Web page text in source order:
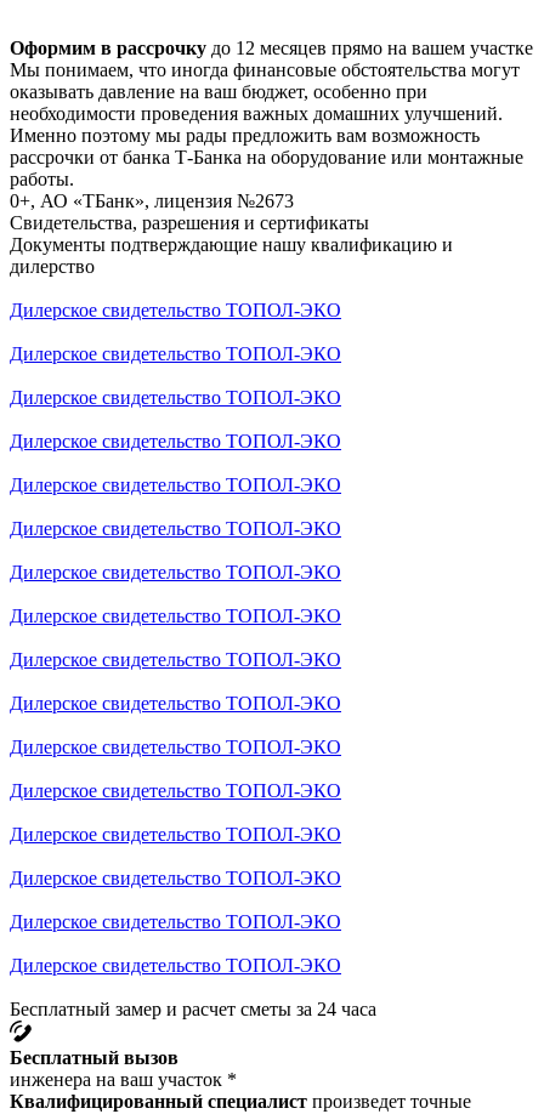
Оформим в рассрочку до 12 месяцев прямо на вашем участке
Мы понимаем, что иногда финансовые обстоятельства могут
оказывать давление на ваш бюджет, особенно при
необходимости проведения важных домашних улучшений.
Именно поэтому мы рады предложить вам возможность
рассрочки от банка Т-Банка на оборудование или монтажные
работы.
0+, АО «ТБанк», лицензия №2673
Свидетельства, разрешения и сертификаты
Документы подтверждающие нашу квалификацию и
дилерство
Дилерское свидетельство ТОПОЛ-ЭКО
Дилерское свидетельство ТОПОЛ-ЭКО
Дилерское свидетельство ТОПОЛ-ЭКО
Дилерское свидетельство ТОПОЛ-ЭКО
Дилерское свидетельство ТОПОЛ-ЭКО
Дилерское свидетельство ТОПОЛ-ЭКО
Дилерское свидетельство ТОПОЛ-ЭКО
Дилерское свидетельство ТОПОЛ-ЭКО
Дилерское свидетельство ТОПОЛ-ЭКО
Дилерское свидетельство ТОПОЛ-ЭКО
Дилерское свидетельство ТОПОЛ-ЭКО
Дилерское свидетельство ТОПОЛ-ЭКО
Дилерское свидетельство ТОПОЛ-ЭКО
Дилерское свидетельство ТОПОЛ-ЭКО
Дилерское свидетельство ТОПОЛ-ЭКО
Дилерское свидетельство ТОПОЛ-ЭКО
Бесплатный замер и расчет сметы за 24 часа
Бесплатный вызов
инженера на ваш участок *
Квалифицированный специалист произведет точные